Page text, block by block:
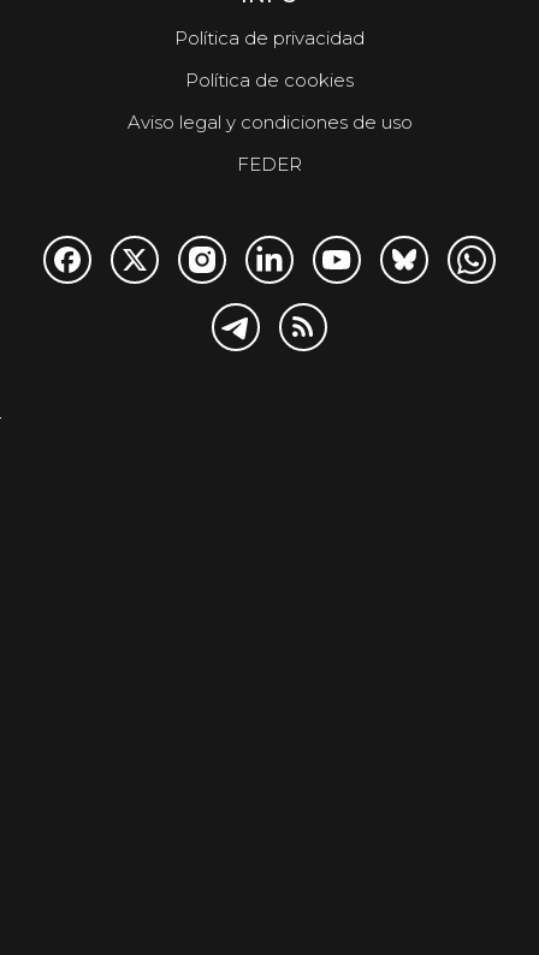
Política de privacidad
Política de cookies
Aviso legal y condiciones de uso
FEDER